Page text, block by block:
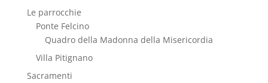
Le parrocchie
Ponte Felcino
Quadro della Madonna della Misericordia
Villa Pitignano
Sacramenti